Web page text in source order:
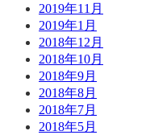
2019年11月
2019年1月
2018年12月
2018年10月
2018年9月
2018年8月
2018年7月
2018年5月